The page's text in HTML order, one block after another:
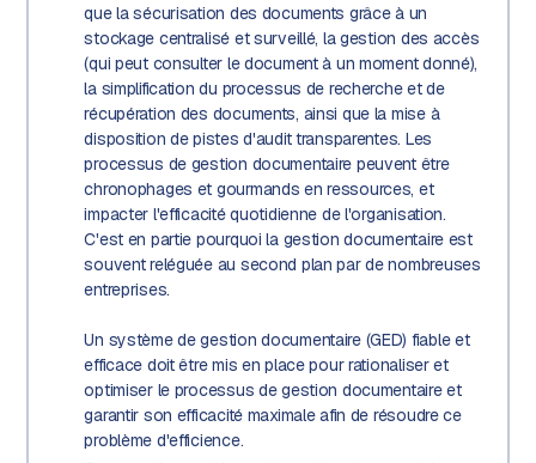
que la sécurisation des documents grâce à un
stockage centralisé et surveillé, la gestion des accès
(qui peut consulter le document à un moment donné),
la simplification du processus de recherche et de
récupération des documents, ainsi que la mise à
disposition de pistes d'audit transparentes. Les
processus de gestion documentaire peuvent être
chronophages et gourmands en ressources, et
impacter l'efficacité quotidienne de l'organisation.
C'est en partie pourquoi la gestion documentaire est
souvent reléguée au second plan par de nombreuses
entreprises.
Un système de gestion documentaire (GED) fiable et
efficace doit être mis en place pour rationaliser et
optimiser le processus de gestion documentaire et
garantir son efficacité maximale afin de résoudre ce
problème d'efficience.